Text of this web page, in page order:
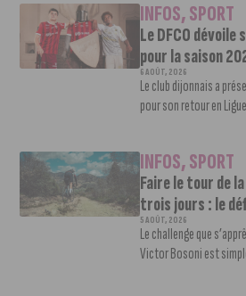
INFOS,SPORT
Le DFCO
pour la saison
6 AOÛT, 2026
Le club dijonnais a
pour son retour en
INFOS,SPORT
Faire le tour de
trois jours : le
5 AOÛT, 2026
Le challenge que
Victor Bosoni est